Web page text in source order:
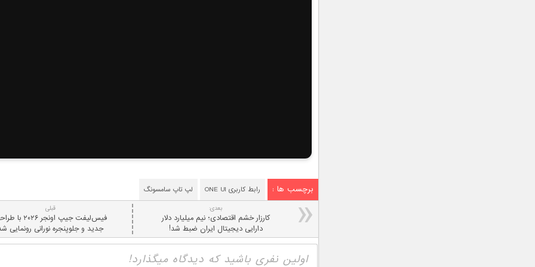
برچسب ها : رابط کاربری ONE UI لپ تاپ سامسونگ
قبلی
فیس‌لیفت جیپ اونجر ۲۰۲۶
جدید و جلوپنجره نورانی رونمایی
بعدی:
کارزار خشم اقتصادی؛ نیم میلیارد دلار
دارایی دیجیتال ایران ضبط شد!